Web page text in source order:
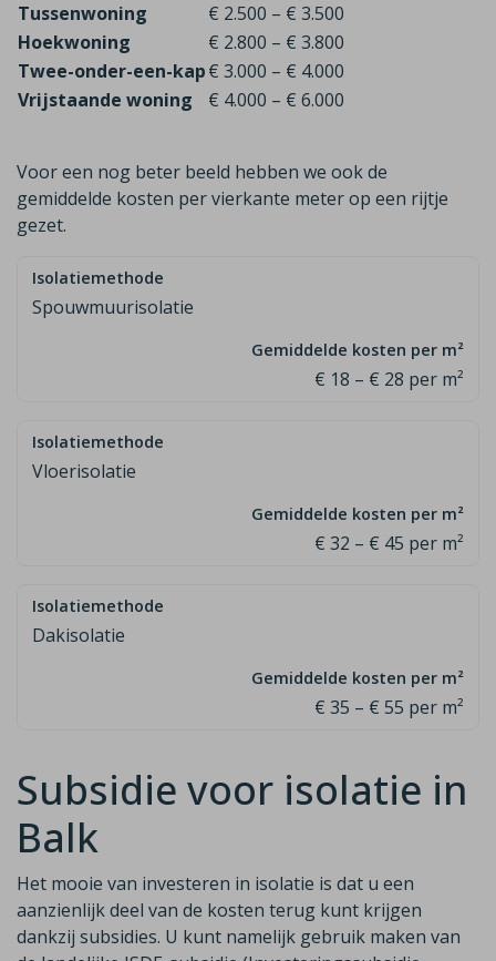
Tussenwoning
€ 2.500 – € 3.500
Hoekwoning
€ 2.800 – € 3.800
Twee-onder-een-kap€ 3.000 – € 4.000
Vrijstaande woning
€ 4.000 – € 6.000
Voor een nog beter beeld hebben we ook de
gemiddelde kosten per vierkante meter op een rijtje
gezet.
Spouwmuurisolatie
€ 18 – € 28 per m²
Vloerisolatie
€ 32 – € 45 per m²
Dakisolatie
€ 35 – € 55 per m²
Subsidie voor isolatie in
Balk
Het mooie van investeren in isolatie is dat u een
aanzienlijk deel van de kosten terug kunt krijgen
dankzij subsidies. U kunt namelijk gebruik maken van